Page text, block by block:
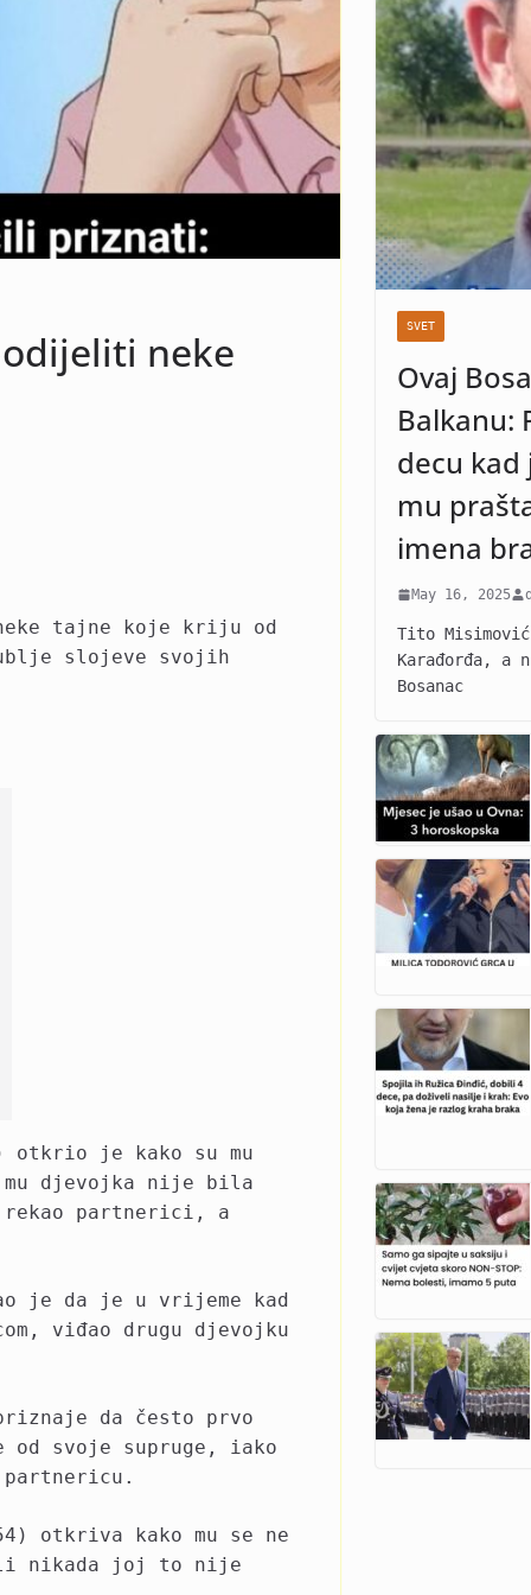
vidite o kome
bit dobro!
neke
tajne koje kriju od
slojeve svojih
je kako su mu
djevojka nije bila
partnerici, a
je da je u vrijeme kad
viđao drugu djevojku
da često prvo
svoje supruge, iako
otkriva kako mu se ne
nikada joj to nije
SVET
Ovaj
Balkanu:
decu kad
mu
imena
May 16, 2025
Tito
Karađorđa, a
Bosanac